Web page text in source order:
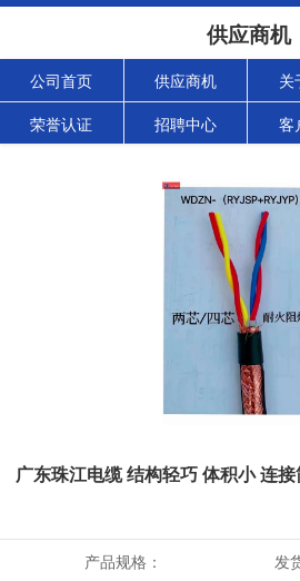
供应商机
公司首页 供应商机 关
荣誉认证 招聘中心 客
广东珠江电缆 结构轻巧 体积小 连接
产品规格： 发